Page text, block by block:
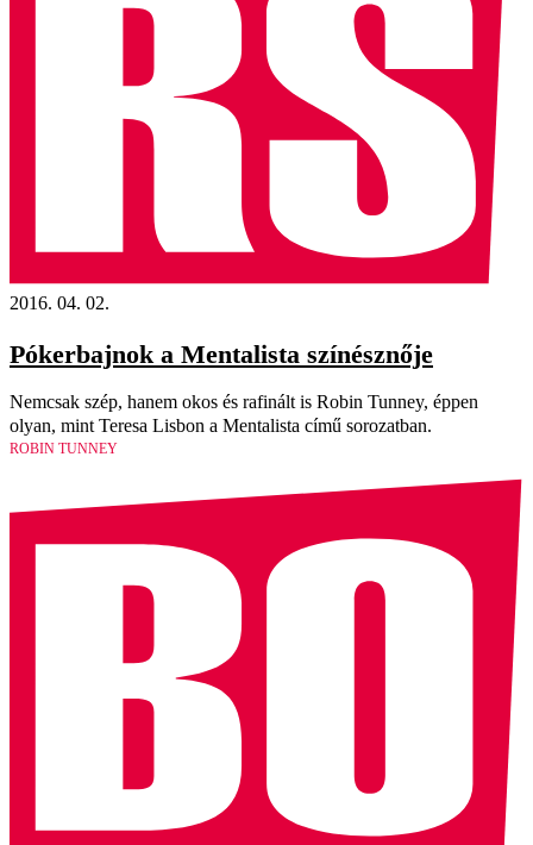
2016. 04. 02.
Pókerbajnok a Mentalista színésznője
Nemcsak szép, hanem okos és rafinált is Robin Tunney, éppen
olyan, mint Teresa Lisbon a Mentalista című sorozatban.
ROBIN TUNNEY